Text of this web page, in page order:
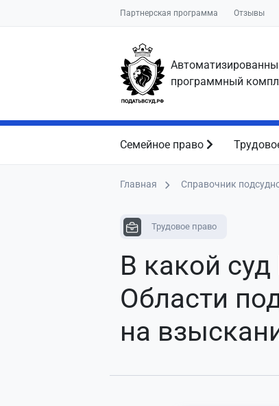
Партнерская программа Отзывы
программный
Семейное право
Главная Справочник
Трудовое право
В какой
Области
на